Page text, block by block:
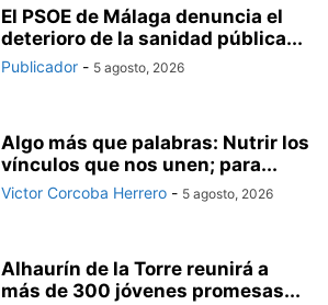
El PSOE de Málaga denuncia el
deterioro de la sanidad pública...
Publicador - 5 agosto, 2026
Algo más que palabras: Nutrir los
vínculos que nos unen; para...
Victor Corcoba Herrero - 5 agosto, 2026
Alhaurín de la Torre reunirá a
más de 300 jóvenes promesas...